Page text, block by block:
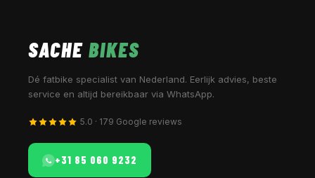
SACHE BIKES
Dé fatbike specialist van Nederland. Eerlijk advies, beste
service en altijd bereikbaar via WhatsApp.
5.0 · 179 Google reviews
+31 85 060 9232